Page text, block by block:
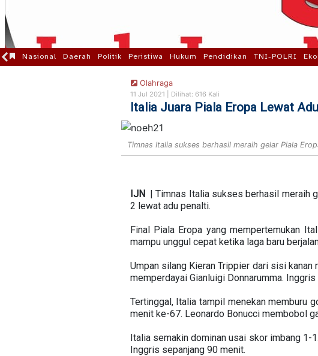
Nasional Daerah Politik Peristiwa Hukum Pendidikan TNI-POLRI
Olahraga
11 Jul 2021 | Dilihat: 616 Kali
Italia Juara Piala Eropa Lewat
Timnas Italia sukses berhasil meraih gelar Piala
IJN| Timnas Italia sukses berhasil meraih
2 lewat adu penalti.
Final Piala Eropa yang mempertemukan
mampu unggul cepat ketika laga baru
Umpan silang Kieran Trippier dari sisi kanan
memperdayai Gianluigi Donnarumma. Inggris
Tertinggal, Italia tampil menekan memburu
menit ke-67. Leonardo Bonucci membobol
Italia semakin dominan usai skor imbang
Inggris sepanjang 90 menit.